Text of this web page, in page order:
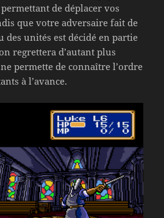
de déplacer vos
que votre adversaire fait de
des unités est décidé en partie
regrettera d’autant plus
permette de connaître l’ordre
à l’avance.